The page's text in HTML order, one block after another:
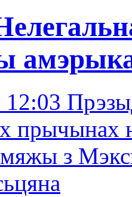
12:03
прычынах
мяжы з